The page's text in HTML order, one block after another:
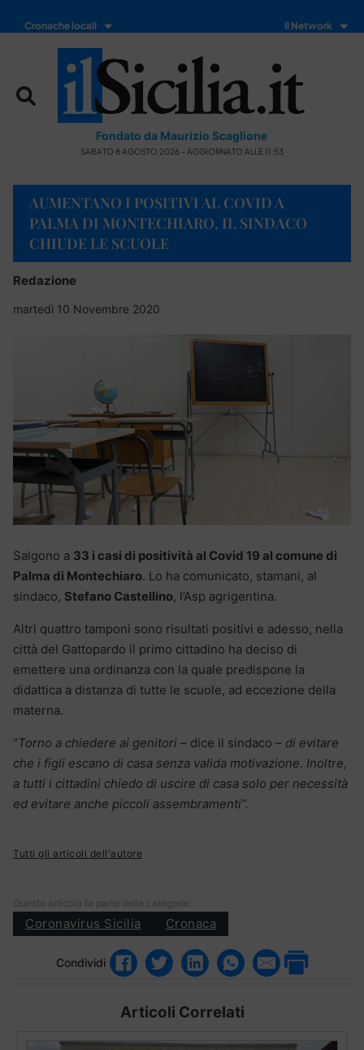
Cronache locali Il Network
Fondato da Maurizio Scaglione
SABATO 8 AGOSTO 2026 - AGGIORNATO ALLE 11:53
AUMENTANO I POSITIVI AL COVID A
PALMA DI MONTECHIARO, IL SINDACO
CHIUDE LE SCUOLE
Redazione
martedì 10 Novembre 2020
Salgono a 33 i casi di positività al Covid 19 al comune di
Palma di Montechiaro. Lo ha comunicato, stamani, al
sindaco, Stefano Castellino, l’Asp agrigentina.
Altri quattro tamponi sono risultati positivi e adesso, nella
città del Gattopardo il primo cittadino ha deciso di
emettere una ordinanza con la quale predispone la
didattica a distanza di tutte le scuole, ad eccezione della
materna.
“Torno a chiedere ai genitori – dice il sindaco – di evitare
che i figli escano di casa senza valida motivazione. Inoltre,
a tutti i cittadini chiedo di uscire di casa solo per necessità
ed evitare anche piccoli assembramenti”.
Tutti gli articoli dell'autore
Questo articolo fa parte delle categorie:
Coronavirus Sicilia Cronaca
Condividi
Articoli Correlati